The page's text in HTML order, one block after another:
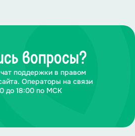
вопросы?
поддержки в правом
Операторы на связи
до 18:00 по МСК